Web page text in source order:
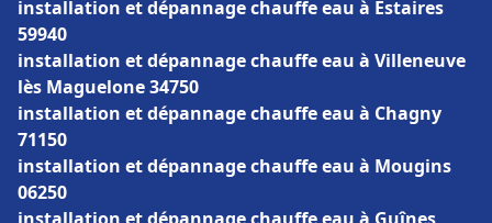
installation et dépannage chauffe eau à Estaires
59940
installation et dépannage chauffe eau à Villeneuve
lès Maguelone 34750
installation et dépannage chauffe eau à Chagny
71150
installation et dépannage chauffe eau à Mougins
06250